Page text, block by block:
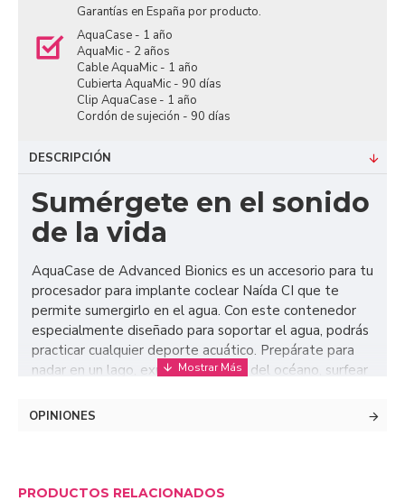
Garantías en España por producto.
AquaCase - 1 año
AquaMic - 2 años
Cable AquaMic - 1 año
Cubierta AquaMic - 90 días
Clip AquaCase - 1 año
Cordón de sujeción - 90 días
DESCRIPCIÓN
Sumérgete en el sonido
de la vida
AquaCase de Advanced Bionics es un accesorio para tu
procesador para implante coclear Naída CI que te
permite sumergirlo en el agua. Con este contenedor
especialmente diseñado para soportar el agua, podrás
practicar cualquier deporte acuático. Prepárate para
nadar en un lago, explorar el fondo del océano, surfear
encuentro de waterpolo. Con AquaCase, puedes
OPINIONES
PRODUCTOS RELACIONADOS